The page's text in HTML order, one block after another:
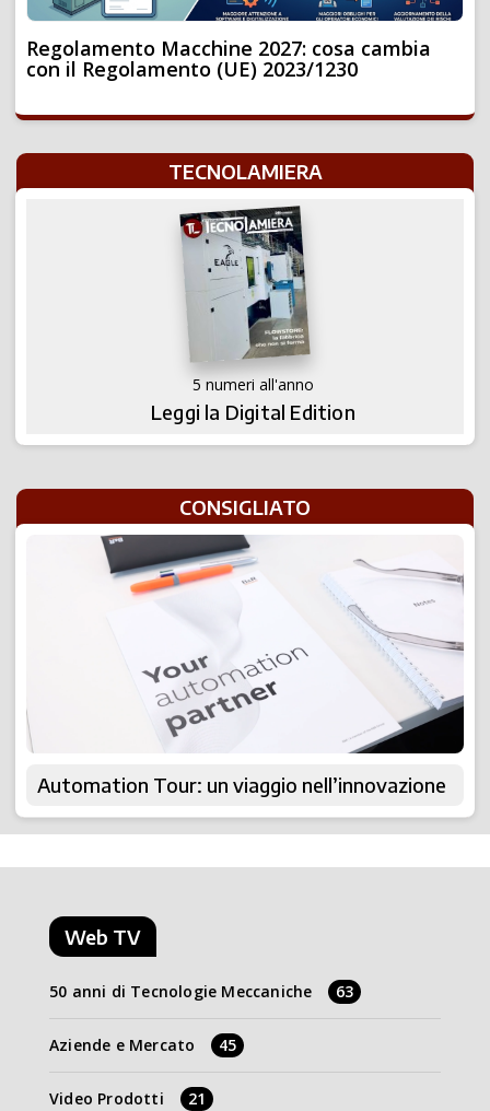
Regolamento Macchine 2027: cosa cambia
con il Regolamento (UE) 2023/1230
TECNOLAMIERA
5 numeri all'anno
Leggi la Digital Edition
CONSIGLIATO
Automation Tour: un viaggio nell’innovazione
Web TV
50 anni di Tecnologie Meccaniche 63
Aziende e Mercato 45
Video Prodotti 21